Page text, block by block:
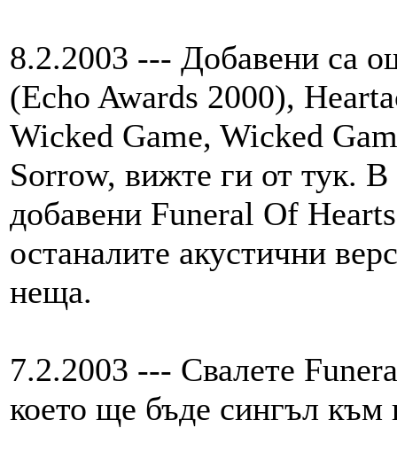
8.2.2003 --- Добавени са
(Echo Awards 2000),
Wicked Game, Wicked
Sorrow, вижте ги от тук.
добавени Funeral Of
останалите акустични
неща.
7.2.2003 --- Свалете
което ще бъде сингъл към